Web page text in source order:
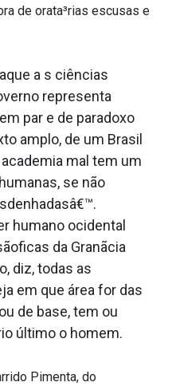
de orata³rias escusas e
a s ciências
representa
par e de paradoxo
amplo, de um Brasil
mal tem um
se não
humano ocidental
da Granãcia
diz, todas as
em que área for das
de base, tem ou
último o homem.
Pimenta, do